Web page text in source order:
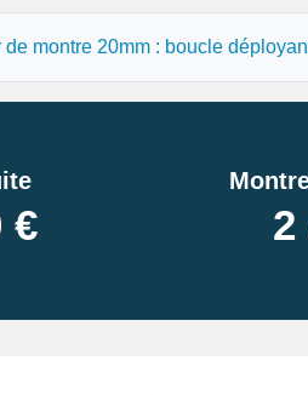
de montre 20mm : boucle
€ 2